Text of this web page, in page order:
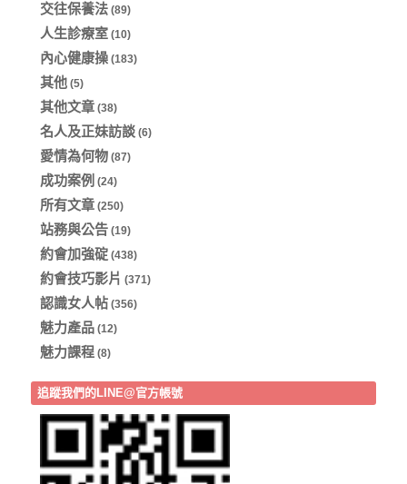
交往保養法 (89)
人生診療室 (10)
內心健康操 (183)
其他 (5)
其他文章 (38)
名人及正妹訪談 (6)
愛情為何物 (87)
成功案例 (24)
所有文章 (250)
站務與公告 (19)
約會加強碇 (438)
約會技巧影片 (371)
認識女人帖 (356)
魅力產品 (12)
魅力課程 (8)
追蹤我們的LINE@官方帳號